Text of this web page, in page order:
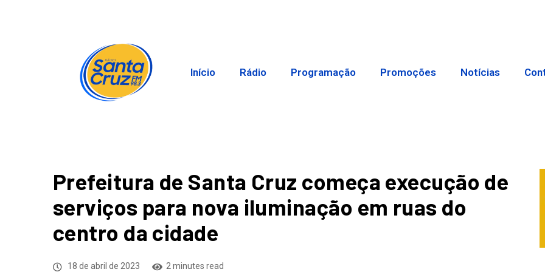
Início Rádio Programação Promoções Notícias
Prefeitura de Santa Cruz começa execução de
serviços para nova iluminação em ruas do
centro da cidade
18 de abril de 2023 2 minutes read